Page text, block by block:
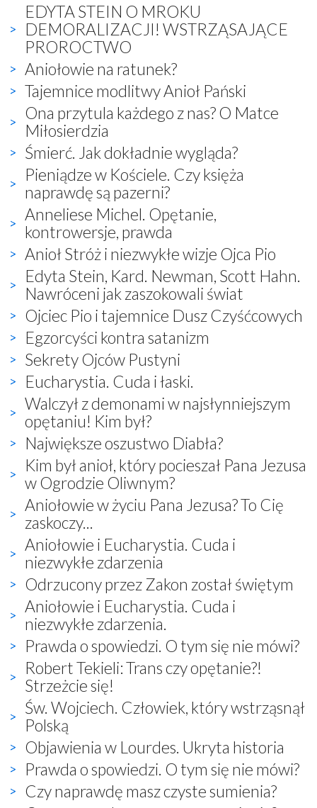
EDYTA STEIN O MROKU
DEMORALIZACJI! WSTRZĄSAJĄCE
PROROCTWO
Aniołowie na ratunek?
Tajemnice modlitwy Anioł Pański
Ona przytula każdego z nas? O Matce
Miłosierdzia
Śmierć. Jak dokładnie wygląda?
Pieniądze w Kościele. Czy księża
naprawdę są pazerni?
Anneliese Michel. Opętanie,
kontrowersje, prawda
Anioł Stróż i niezwykłe wizje Ojca Pio
Edyta Stein, Kard. Newman, Scott Hahn.
Nawróceni jak zaszokowali świat
Ojciec Pio i tajemnice Dusz Czyśćcowych
Egzorcyści kontra satanizm
Sekrety Ojców Pustyni
Eucharystia. Cuda i łaski.
Walczył z demonami w najsłynniejszym
opętaniu! Kim był?
Największe oszustwo Diabła?
Kim był anioł, który pocieszał Pana Jezusa
w Ogrodzie Oliwnym?
Aniołowie w życiu Pana Jezusa? To Cię
zaskoczy...
Aniołowie i Eucharystia. Cuda i
niezwykłe zdarzenia
Odrzucony przez Zakon został świętym
Aniołowie i Eucharystia. Cuda i
niezwykłe zdarzenia.
Prawda o spowiedzi. O tym się nie mówi?
Robert Tekieli: Trans czy opętanie?!
Strzeżcie się!
Św. Wojciech. Człowiek, który wstrząsnął
Polską
Objawienia w Lourdes. Ukryta historia
Prawda o spowiedzi. O tym się nie mówi?
Czy naprawdę masz czyste sumienia?